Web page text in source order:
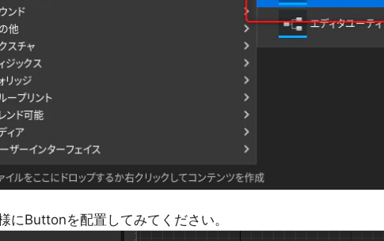
にButtonを配置してみてください。